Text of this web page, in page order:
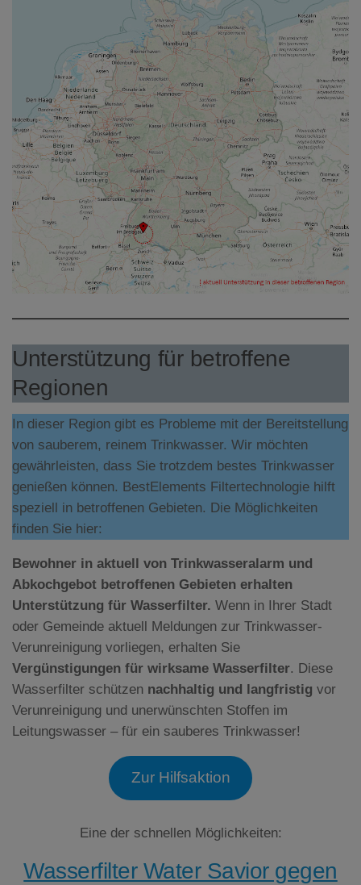
Unterstützung für betroffene
Regionen
In dieser Region gibt es Probleme mit der Bereitstellung
von sauberem, reinem Trinkwasser. Wir möchten
gewährleisten, dass Sie trotzdem bestes Trinkwasser
genießen können. BestElements Filtertechnologie hilft
speziell in betroffenen Gebieten. Die Möglichkeiten
finden Sie hier:
Bewohner in aktuell von Trinkwasseralarm und
Abkochgebot betroffenen Gebieten erhalten
Unterstützung für Wasserfilter. Wenn in Ihrer Stadt
oder Gemeinde aktuell Meldungen zur Trinkwasser-
Verunreinigung vorliegen, erhalten Sie
Vergünstigungen für wirksame Wasserfilter. Diese
Wasserfilter schützen nachhaltig und langfristig vor
Verunreinigung und unerwünschten Stoffen im
Leitungswasser – für ein sauberes Trinkwasser!
Zur Hilfsaktion
Eine der schnellen Möglichkeiten:
Wasserfilter Water Savior gegen